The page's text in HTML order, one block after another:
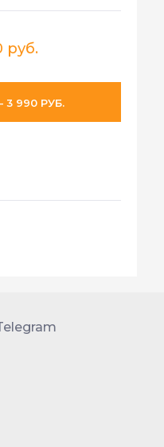
руб.
990 РУБ.